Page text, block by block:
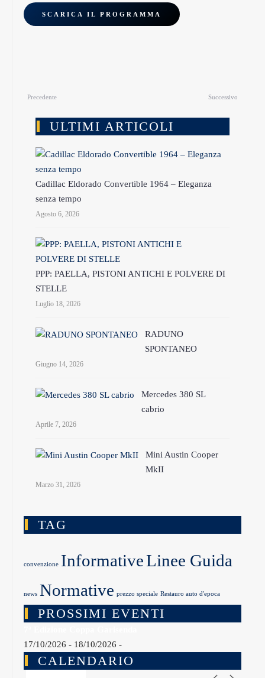
SCARICA IL PROGRAMMA
Precedente Successivo
ULTIMI ARTICOLI
Cadillac Eldorado Convertible 1964 – Eleganza
senza tempo
Agosto 6, 2026
PPP: PAELLA, PISTONI ANTICHI E POLVERE DI
STELLE
Luglio 18, 2026
RADUNO
SPONTANEO
Giugno 14, 2026
Mercedes 380 SL
cabrio
Aprile 7, 2026
Mini Austin Cooper
MkII
Marzo 31, 2026
TAG
convenzione InformativeLinee Guida
news Normative prezzo speciale Restauro auto d'epoca
PROSSIMI EVENTI
17/10/2026 - 18/10/2026 -
CALENDARIO